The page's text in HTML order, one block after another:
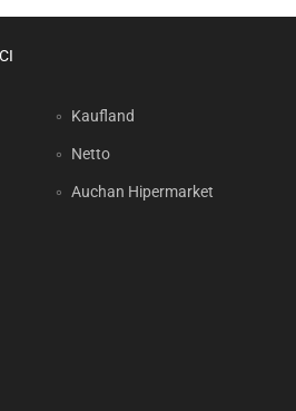
Kaufland
Netto
Auchan Hipermarket